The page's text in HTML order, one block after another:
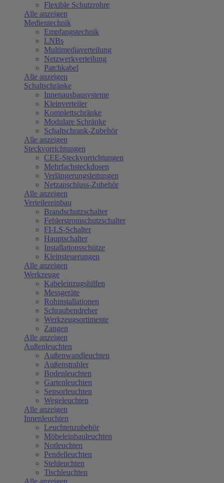
Flexible Schutzrohre
Alle anzeigen
Medientechnik
Empfangstechnik
LNBs
Multimediaverteilung
Netzwerkverteilung
Patchkabel
Alle anzeigen
Schaltschränke
Innenausbausysteme
Kleinverteiler
Komplettschränke
Modulare Schränke
Schaltschrank-Zubehör
Alle anzeigen
Steckvorrichtungen
CEE-Steckvorrichtungen
Mehrfachsteckdosen
Verlängerungsleitungen
Netzanschluss-Zubehör
Alle anzeigen
Verteilereinbau
Brandschutzschalter
Fehlerstromschutzschalter
FI-LS-Schalter
Hauptschalter
Installationsschütze
Kleinsteuerungen
Alle anzeigen
Werkzeuge
Kabeleinzugshilfen
Messgeräte
Rohinstallationen
Schraubendreher
Werkzeugsortimente
Zangen
Alle anzeigen
Außenleuchten
Außenwandleuchten
Außenstrahler
Bodenleuchten
Gartenleuchten
Sensorleuchten
Wegeleuchten
Alle anzeigen
Innenleuchten
Leuchtenzubehör
Möbeleinbauleuchten
Notleuchten
Pendelleuchten
Stehleuchten
Tischleuchten